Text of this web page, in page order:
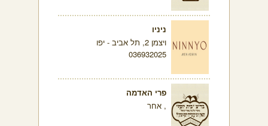
ניניו
ויצמן 2, תל אביב - יפו
036932025
פרי האדמה
, אחר